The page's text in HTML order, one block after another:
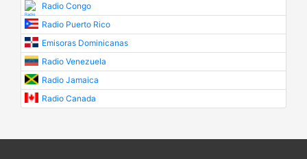
Radio Congo
Radio Puerto Rico
Emisoras Dominicanas
Radio Venezuela
Radio Jamaica
Radio Canada